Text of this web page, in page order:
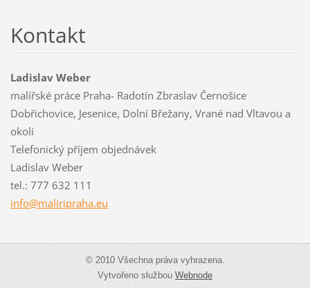
Kontakt
Ladislav Weber
malířské práce Praha- Radotín Zbraslav Černošice
Dobřichovice, Jesenice, Dolní Břežany, Vrané nad Vltavou a
okolí
Telefonický příjem objednávek
Ladislav Weber
tel.: 777 632 111
info@maliripraha.eu
© 2010 Všechna práva vyhrazena.
Vytvořeno službouWebnode